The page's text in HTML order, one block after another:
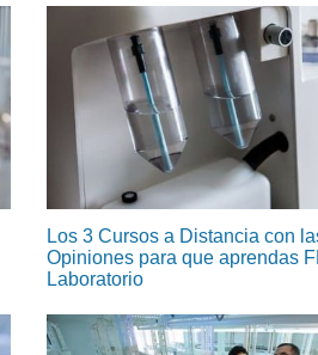
Los 3 Cursos a Distancia con
Opiniones para que aprendas
Laboratorio